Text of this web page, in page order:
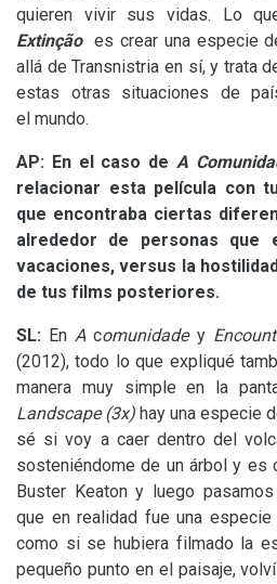
quieren vivir sus vidas. Lo
Extinção es crear una especie
allá de Transnistria en sí, y trata
estas otras situaciones de
el mundo.
AP: En el caso de A
relacionar esta película con
que encontraba ciertas
alrededor de personas que
vacaciones, versus la
de tus films posteriores.
SL: EnAcomunidadey
(2012), todo lo que expliqué
manera muy simple en la
Landscape (3x) hay una especie
sé si voy a caer dentro del
sosteniéndome de un árbol y es
Buster Keaton y luego
que en realidad fue una
como si se hubiera filmado la
pequeño punto en el paisaje,